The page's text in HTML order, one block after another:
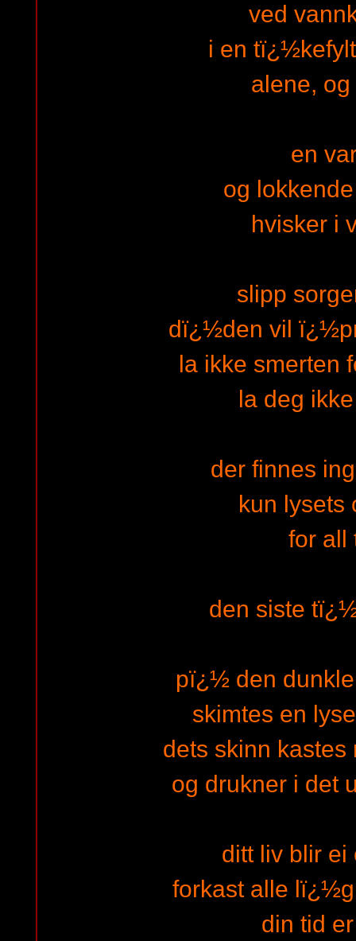
ved
i en
alene,
en
og
hvisker i
slipp
dï¿½den vil
la ikke smerten
la deg
der finnes
kun lysets
for all
den siste
pï¿½ den
skimtes en
dets skinn kastes
og drukner i det
ditt liv blir ei
forkast alle
din tid